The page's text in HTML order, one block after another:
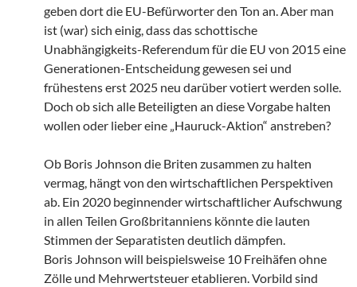
geben dort die EU-Befürworter den Ton an. Aber man
ist (war) sich einig, dass das schottische
Unabhängigkeits-Referendum für die EU von 2015 eine
Generationen-Entscheidung gewesen sei und
frühestens erst 2025 neu darüber votiert werden solle.
Doch ob sich alle Beteiligten an diese Vorgabe halten
wollen oder lieber eine „Hauruck-Aktion“ anstreben?
Ob Boris Johnson die Briten zusammen zu halten
vermag, hängt von den wirtschaftlichen Perspektiven
ab. Ein 2020 beginnender wirtschaftlicher Aufschwung
in allen Teilen Großbritanniens könnte die lauten
Stimmen der Separatisten deutlich dämpfen.
Boris Johnson will beispielsweise 10 Freihäfen ohne
Zölle und Mehrwertsteuer etablieren. Vorbild sind